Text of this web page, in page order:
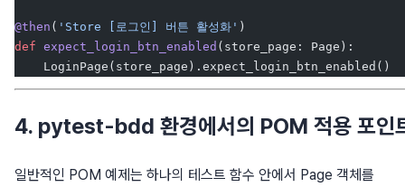
@then ( 'Store [로그인] 버튼 활성화' )
def expect_login_btn_enabled (store_page: Page):
    LoginPage(store_page).expect_login_btn_enabled()
4. pytest-bdd 환경에서의 POM 적용 포인
일반적인 POM 예제는 하나의 테스트 함수 안에서 Page 객체를